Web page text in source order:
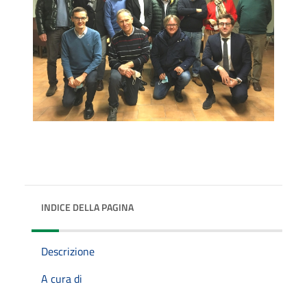
INDICE DELLA PAGINA
Descrizione
A cura di